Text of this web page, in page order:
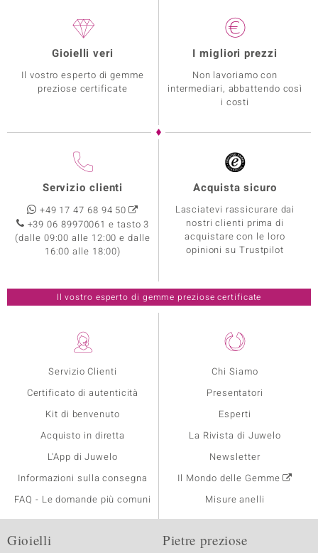
Servizio Clienti
Certificato di autenticità
Kit di benvenuto
Acquisto in diretta
L'App di Juwelo
Informazioni sulla consegna
FAQ - Le domande più comuni
Chi Siamo
Presentatori
Esperti
La Rivista di Juwelo
Newsletter
Il Mondo delle Gemme
Misure anelli
Gioielli veri
Il vostro esperto di gemme
preziose certificate
I migliori prezzi
Non lavoriamo con
intermediari, abbattendo così
i costi
Servizio clienti
+49 17 47 68 94 50
+39 06 89970061 e tasto 3
(dalle 09:00 alle 12:00 e dalle
16:00 alle 18:00)
Acquista sicuro
Lasciatevi rassicurare dai
nostri clienti prima di
acquistare con le loro
opinioni su Trustpilot
Il vostro esperto di gemme preziose certificate
Gioielli Pietre preziose